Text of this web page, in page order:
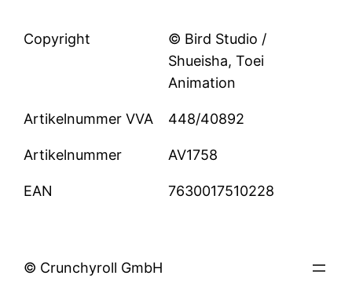
Copyright
© Bird Studio /
Shueisha, Toei
Animation
Artikelnummer VVA 448/40892
Artikelnummer AV1758
EAN 7630017510228
© Crunchyroll GmbH